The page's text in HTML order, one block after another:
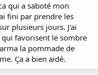
qui a saboté mon
fini par prendre les
plusieurs jours. J'ai
favorisent le sombre
la pommade de
Ça a bien aidé.